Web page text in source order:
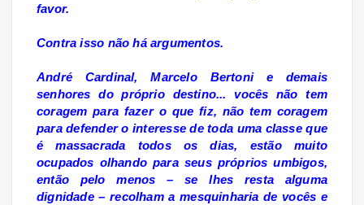
favor.
Contra isso não há argumentos.
André Cardinal, Marcelo Bertoni e demais
senhores do próprio destino... vocês não tem
coragem para fazer o que fiz, não tem coragem
para defender o interesse de toda uma classe que
é massacrada todos os dias, estão muito
ocupados olhando para seus próprios umbigos,
então pelo menos – se lhes resta alguma
dignidade – recolham a mesquinharia de vocês e